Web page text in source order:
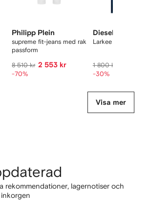
Philipp Plein
supreme fit-jeans med rak
passform
8 510 kr 2 553 kr
-70%
Diesel
Larkee jeans från
1 800 kr
-30%
Visa mer
rekommendationer, lagernotiser och